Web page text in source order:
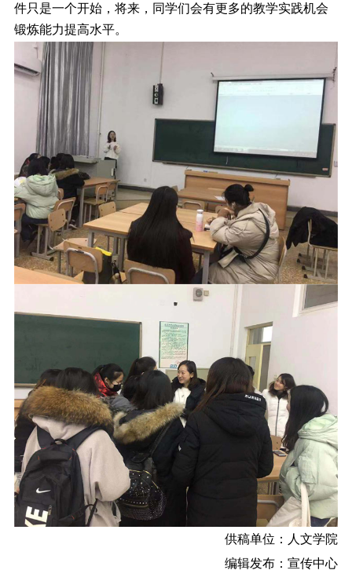
件只是一个开始，将来，同学们会有更多的教学实践机会
锻炼能力提高水平。
供稿单位：人文学院
编辑发布：宣传中心